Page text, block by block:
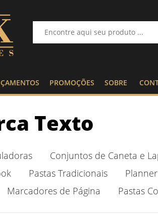
PROMOÇÕES SOBRE
Texto
Conjuntos de Caneta e
Pastas Tradicionais Planner
Marcadores de Página Pastas